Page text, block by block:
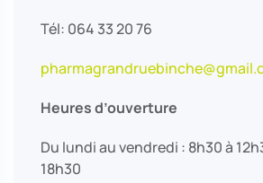
Tél: 064 33 20 76
Heures d’ouverture
Du lundi au vendredi : 8h30 à
18h30